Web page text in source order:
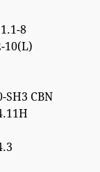
8
10(L)
SH3 CBN